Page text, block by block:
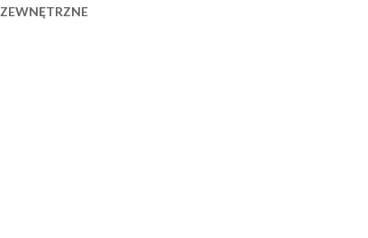
ZEWNĘTRZNE